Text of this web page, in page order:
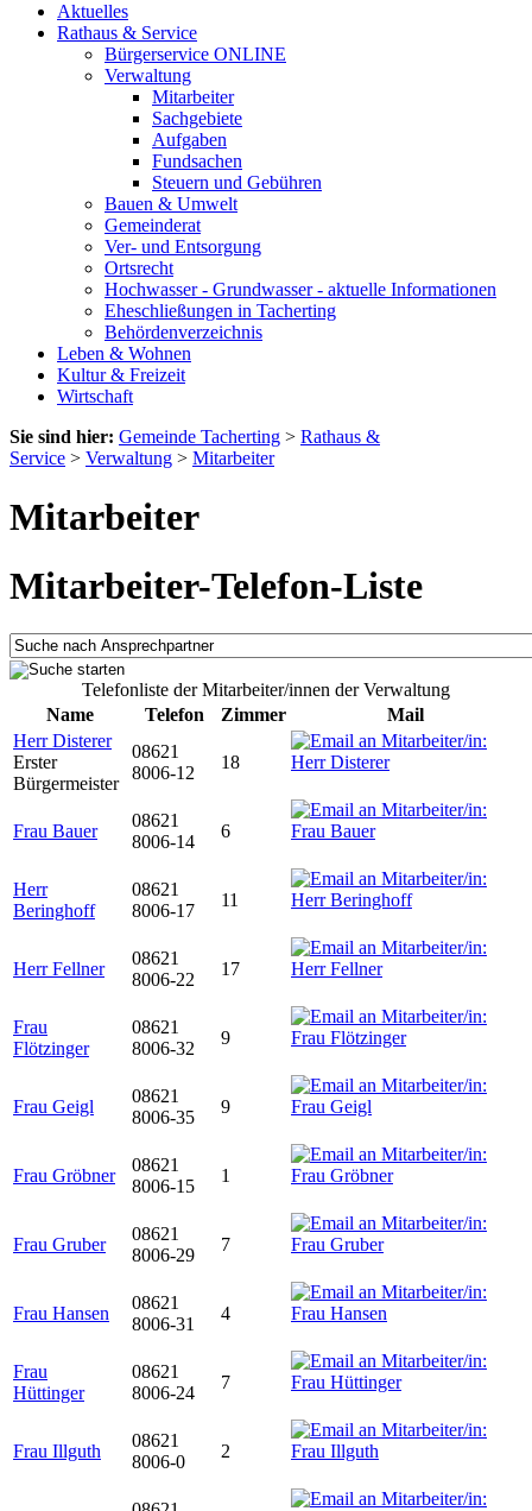
Aktuelles
Rathaus & Service
Bürgerservice ONLINE
Verwaltung
Mitarbeiter
Sachgebiete
Aufgaben
Fundsachen
Steuern und Gebühren
Bauen & Umwelt
Gemeinderat
Ver- und Entsorgung
Ortsrecht
Hochwasser - Grundwasser - aktuelle Informationen
Eheschließungen in Tacherting
Behördenverzeichnis
Leben & Wohnen
Kultur & Freizeit
Wirtschaft
Sie sind hier: Gemeinde Tacherting > Rathaus &
Service > Verwaltung > Mitarbeiter
Mitarbeiter
Mitarbeiter-Telefon-Liste
Telefonliste der Mitarbeiter/innen der Verwaltung
Name
Telefon Zimmer
Mail
Herr Disterer
Erster
Bürgermeister
08621
8006-12
18
Frau Bauer
08621
8006-14
6
Herr
Beringhoff
08621
8006-17
11
Herr Fellner
08621
8006-22
17
Frau
Flötzinger
08621
8006-32
9
Frau Geigl
08621
8006-35
9
Frau Gröbner
08621
8006-15
1
Frau Gruber
08621
8006-29
7
Frau Hansen
08621
8006-31
4
Frau
Hüttinger
08621
8006-24
7
Frau Illguth
08621
8006-0
2